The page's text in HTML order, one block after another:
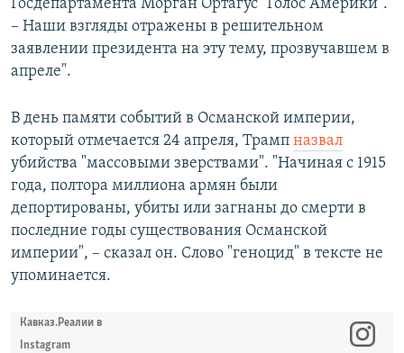
Госдепартамента Морган Ортагус "Голос Америки".
– Наши взгляды отражены в решительном
заявлении президента на эту тему, прозвучавшем в
апреле".
В день памяти событий в Османской империи,
который отмечается 24 апреля, Трамп назвал
убийства "массовыми зверствами". "Начиная с 1915
года, полтора миллиона армян были
депортированы, убиты или загнаны до смерти в
последние годы существования Османской
империи", – сказал он. Слово "геноцид" в тексте не
упоминается.
Кавказ.Реалии в
Instagram